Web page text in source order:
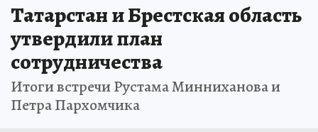
Татарстан и Брестская область
утвердили план
сотрудничества
Итоги встречи Рустама Минниханова и
Петра Пархомчика